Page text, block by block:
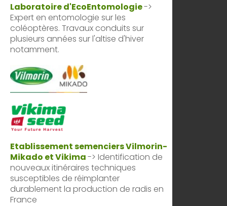
Laboratoire d'EcoEntomologie->
Expert en entomologie sur les
coléoptères. Travaux conduits sur
plusieurs années sur l'altise d'hiver
notamment.
Etablissement semenciers Vilmorin-
Mikado et Vikima-> Identification de
nouveaux itinéraires techniques
susceptibles de réimplanter
durablement la production de radis en
France